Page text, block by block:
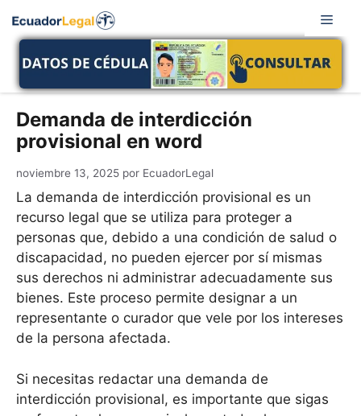
Demanda de interdicción
provisional en word
noviembre 13, 2025 por EcuadorLegal
La demanda de interdicción provisional es un
recurso legal que se utiliza para proteger a
personas que, debido a una condición de salud o
discapacidad, no pueden ejercer por sí mismas
sus derechos ni administrar adecuadamente sus
bienes. Este proceso permite designar a un
representante o curador que vele por los intereses
de la persona afectada.
Si necesitas redactar una demanda de
interdicción provisional, es importante que sigas